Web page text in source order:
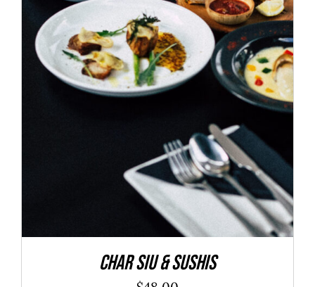
ADD TO CART / DÉTAILS
Char Siu & Sushis